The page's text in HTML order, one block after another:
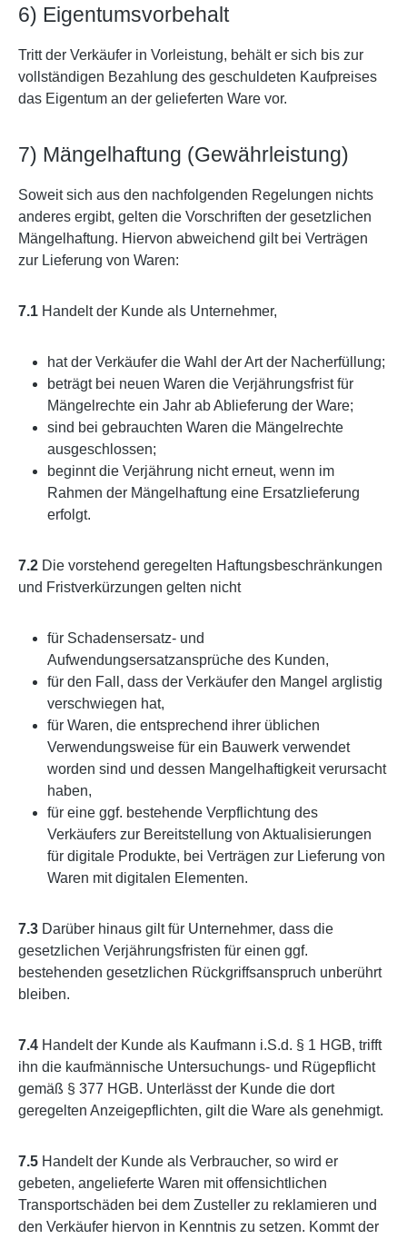
6) Eigentumsvorbehalt
Tritt der Verkäufer in Vorleistung, behält er sich bis zur
vollständigen Bezahlung des geschuldeten Kaufpreises
das Eigentum an der gelieferten Ware vor.
7) Mängelhaftung (Gewährleistung)
Soweit sich aus den nachfolgenden Regelungen nichts
anderes ergibt, gelten die Vorschriften der gesetzlichen
Mängelhaftung. Hiervon abweichend gilt bei Verträgen
zur Lieferung von Waren:
7.1 Handelt der Kunde als Unternehmer,
hat der Verkäufer die Wahl der Art der Nacherfüllung;
beträgt bei neuen Waren die Verjährungsfrist für
Mängelrechte ein Jahr ab Ablieferung der Ware;
sind bei gebrauchten Waren die Mängelrechte
ausgeschlossen;
beginnt die Verjährung nicht erneut, wenn im
Rahmen der Mängelhaftung eine Ersatzlieferung
erfolgt.
7.2 Die vorstehend geregelten Haftungsbeschränkungen
und Fristverkürzungen gelten nicht
für Schadensersatz- und
Aufwendungsersatzansprüche des Kunden,
für den Fall, dass der Verkäufer den Mangel arglistig
verschwiegen hat,
für Waren, die entsprechend ihrer üblichen
Verwendungsweise für ein Bauwerk verwendet
worden sind und dessen Mangelhaftigkeit verursacht
haben,
für eine ggf. bestehende Verpflichtung des
Verkäufers zur Bereitstellung von Aktualisierungen
für digitale Produkte, bei Verträgen zur Lieferung von
Waren mit digitalen Elementen.
7.3 Darüber hinaus gilt für Unternehmer, dass die
gesetzlichen Verjährungsfristen für einen ggf.
bestehenden gesetzlichen Rückgriffsanspruch unberührt
bleiben.
7.4 Handelt der Kunde als Kaufmann i.S.d. § 1 HGB, trifft
ihn die kaufmännische Untersuchungs- und Rügepflicht
gemäß § 377 HGB. Unterlässt der Kunde die dort
geregelten Anzeigepflichten, gilt die Ware als genehmigt.
7.5 Handelt der Kunde als Verbraucher, so wird er
gebeten, angelieferte Waren mit offensichtlichen
Transportschäden bei dem Zusteller zu reklamieren und
den Verkäufer hiervon in Kenntnis zu setzen. Kommt der